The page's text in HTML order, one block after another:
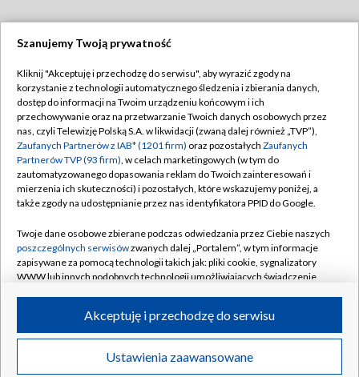
TVP
Abonament TVP
Emisja w TVP
Centrum informacji TVP
Naziemna Telewizja Cyfrowa
Rada Programowa
System NOS
Informacje o nadawcy
Program dla prasy
Ogłoszenie przetargowe
Regulamin TVP
Polityka prywatności
Moje zgody
Pomoc
Kontakt
Kanały
©2026 Telewizja Polska S.A. w likwidacji
Szanujemy Twoją prywatność
Kliknij "Akceptuję i przechodzę do serwisu", aby wyrazić zgody na
korzystanie z technologii automatycznego śledzenia i zbierania danych,
dostęp do informacji na Twoim urządzeniu końcowym i ich
przechowywanie oraz na przetwarzanie Twoich danych osobowych przez
nas, czyli Telewizję Polską S.A. w likwidacji (zwaną dalej również „TVP”),
Zaufanych Partnerów z IAB* (1201 firm) oraz pozostałych Zaufanych
Partnerów TVP (93 firm), w celach marketingowych (w tym do
zautomatyzowanego dopasowania reklam do Twoich zainteresowań i
mierzenia ich skuteczności) i pozostałych, które wskazujemy poniżej, a
także zgody na udostępnianie przez nas identyfikatora PPID do Google.
Twoje dane osobowe zbierane podczas odwiedzania przez Ciebie naszych
poszczególnych serwisówzwanych dalej „Portalem”, w tym informacje
zapisywane za pomocą technologii takich jak: pliki cookie, sygnalizatory
WWW lub innych podobnych technologii umożliwiających świadczenie
ruchu w Internecie.
Twoje dane osobowe zbierane podczas odwiedzania przez Ciebie
poszczególnych serwisówna Portalu, takie jak adresy IP, identyfikatory
Ustawienia zaawansowane
Akceptuję i przechodzę do serwisu